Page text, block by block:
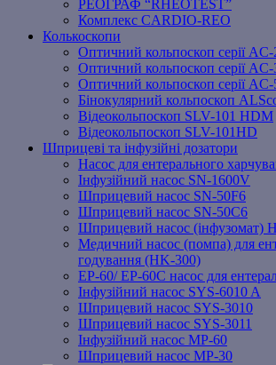
РЕОГРАФ “RHEOTEST”
Комплекс CARDIO-REO
Колькоскопи
Оптичний кольпоскоп серії AC-
Оптичний кольпоскоп серії
Оптичний кольпоскоп серії
Бінокулярний кольпоскоп
Відеокольпоскоп SLV-101 HDM
Відеокольпоскоп SLV-101HD
Шприцеві та інфузійні дозатори
Насос для ентерального
Інфузійний насос SN-1600V
Шприцевий насос SN-50F6
Шприцевий насос SN-50C6
Шприцевий насос (інфузомат)
Медичний насос (помпа) для
годування (HK-300)
EP-60/ EP-60C насос для
Інфузійний насос SYS-6010 A
Шприцевий насос SYS-3010
Шприцевий насос SYS-3011
Інфузійний насос MP-60
Шприцевий насос MP-30